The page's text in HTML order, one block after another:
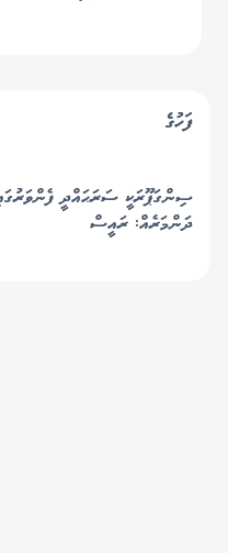
ފަހުގެ
ސިންގަޕޫރަކީ ސަރަޙައްދީ
ދަންމަރެއް: ރައީސް